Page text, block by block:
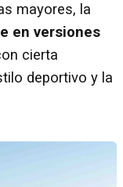
mayores, la
en versiones
cierta
deportivo y la